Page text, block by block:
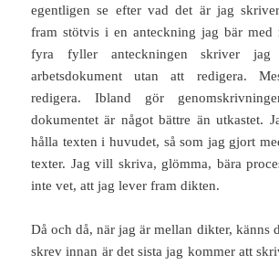
egentligen se efter vad det är jag
fram stötvis i en anteckning jag bär med
fyra fyller anteckningen skriver
arbetsdokument utan att redigera.
redigera. Ibland gör
dokumentet är något bättre än utkastet.
hålla texten i huvudet, så som jag gjort
texter. Jag vill skriva, glömma, bära
inte vet, att jag lever fram dikten.
Då och då, när jag är mellan dikter, känns
skrev innan är det sista jag kommer att